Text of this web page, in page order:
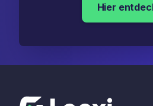
Hier